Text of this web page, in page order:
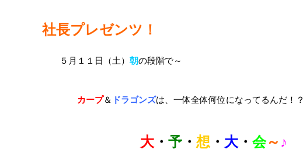
社長プレゼンツ！
５月１１日（土） 朝の段階で～
カープ＆ ドラゴンズは、一体全体何位になってるんだ！？
大 ・ 予 ・ 想 ・ 大 ・ 会～ ♪